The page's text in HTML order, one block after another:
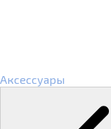
Аксессуары